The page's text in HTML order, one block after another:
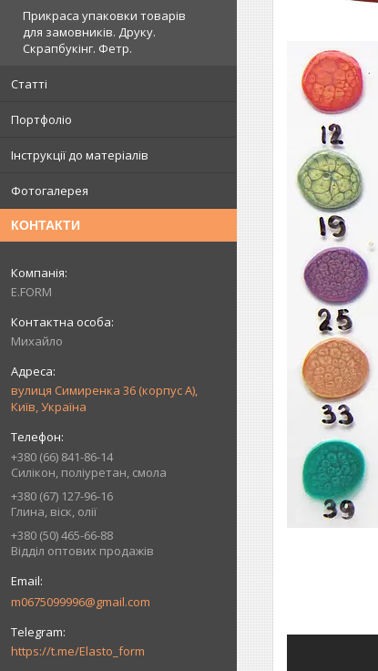
Прикраса упаковки товарів
для замовників. Друку.
Скрапбукінг. Фетр.
Статті
Портфоліо
Інструкції до матеріалів
Фотогалерея
КОНТАКТИ
E.FORM
Михайло
вулиця Симиренка 36 (корпус А),
Київ, Україна
+380 (66) 841-86-14
Силікон, поліуретан, смола
+380 (67) 127-96-16
Глина, віск, олії
+380 (50) 465-66-88
Відділ оптових продажів
m0675099996@gmail.com
https://t.me/Elasto_form